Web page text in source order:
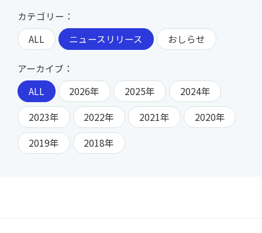
カテゴリー：
ALL
ニュースリリース おしらせ
アーカイブ：
ALL
2026年 2025年 2024年
2023年 2022年 2021年 2020年
2019年 2018年